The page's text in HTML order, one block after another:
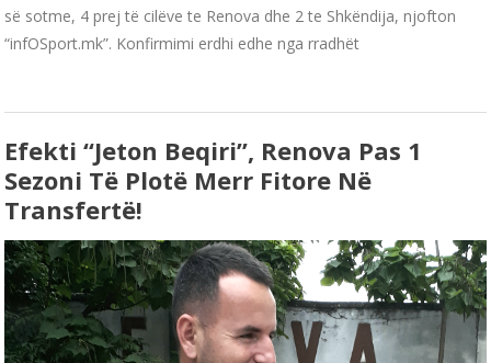
së sotme, 4 prej të cilëve te Renova dhe 2 te Shkëndija, njofton
“infOSport.mk”. Konfirmimi erdhi edhe nga rradhët
Efekti “Jeton Beqiri”, Renova Pas 1
Sezoni Të Plotë Merr Fitore Në
Transfertë!